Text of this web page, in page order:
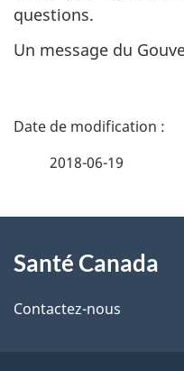
questions.
Un message du
D
i
l
2018-06-19
propos
de
Santé Canada
Contactez-nous